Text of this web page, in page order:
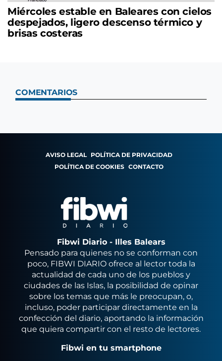
Miércoles estable en Baleares con cielos
despejados, ligero descenso térmico y
brisas costeras
COMENTARIOS
AVISO LEGAL POLÍTICA DE PRIVACIDAD
POLÍTICA DE COOKIES CONTACTO
Fibwi Diario - Illes Balears
Pensado para quienes no se conforman con
poco, FIBWI DIARIO ofrece al lector toda la
actualidad de cada uno de los pueblos y
ciudades de las Islas, la posibilidad de opinar
sobre los temas que más le preocupan, o,
incluso, poder participar directamente en la
confección del diario, aportando la información
que quiera compartir con el resto de lectores.
Fibwi en tu smartphone